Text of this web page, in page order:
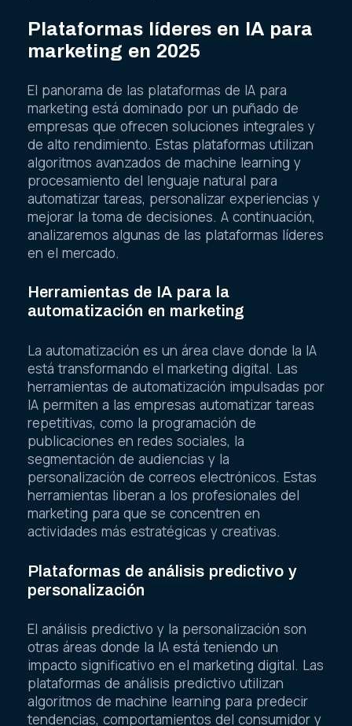
Plataformas líderes en IA para
marketing en 2025
El panorama de las plataformas de IA para
marketing está dominado por un puñado de
empresas que ofrecen soluciones integrales y
de alto rendimiento. Estas plataformas utilizan
algoritmos avanzados de machine learning y
procesamiento del lenguaje natural para
automatizar tareas, personalizar experiencias y
mejorar la toma de decisiones. A continuación,
analizaremos algunas de las plataformas líderes
en el mercado.
Herramientas de IA para la
automatización en marketing
La automatización es un área clave donde la IA
está transformando el marketing digital. Las
herramientas de automatización impulsadas por
IA permiten a las empresas automatizar tareas
repetitivas, como la programación de
publicaciones en redes sociales, la
segmentación de audiencias y la
personalización de correos electrónicos. Estas
herramientas liberan a los profesionales del
marketing para que se concentren en
actividades más estratégicas y creativas.
Plataformas de análisis predictivo y
personalización
El análisis predictivo y la personalización son
otras áreas donde la IA está teniendo un
impacto significativo en el marketing digital. Las
plataformas de análisis predictivo utilizan
algoritmos de machine learning para predecir
tendencias, comportamientos del consumidor y